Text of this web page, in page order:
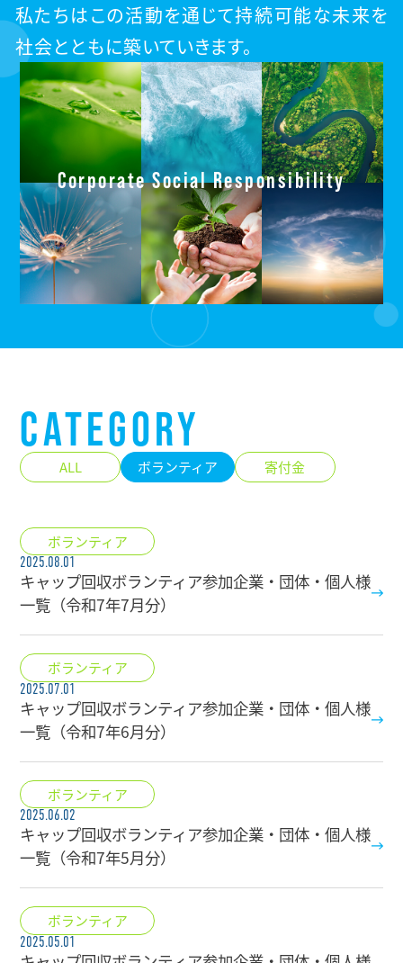
私たちはこの活動を通じて持続可能な未来を
社会とともに築いていきます。
Corporate Social Responsibility
CATEGORY
ALL ボランティア 寄付金
ボランティア
2025.08.01
キャップ回収ボランティア参加企業・団体・個人様
一覧（令和7年7月分）
ボランティア
2025.07.01
キャップ回収ボランティア参加企業・団体・個人様
一覧（令和7年6月分）
ボランティア
2025.06.02
キャップ回収ボランティア参加企業・団体・個人様
一覧（令和7年5月分）
ボランティア
2025.05.01